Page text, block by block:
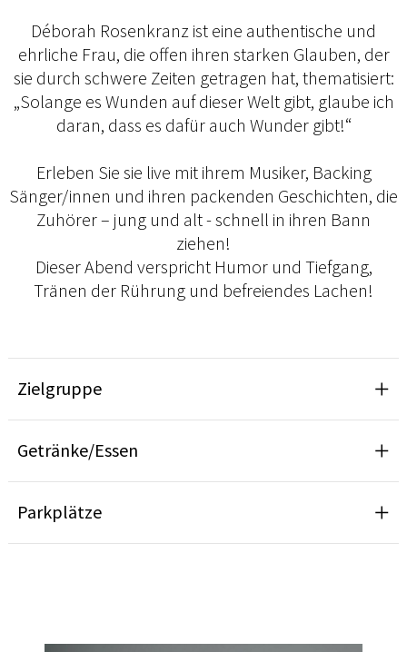
Déborah Rosenkranz ist eine authentische und
ehrliche Frau, die offen ihren starken Glauben, der
sie durch schwere Zeiten getragen hat, thematisiert:
„Solange es Wunden auf dieser Welt gibt, glaube ich
daran, dass es dafür auch Wunder gibt!“
Erleben Sie sie live mit ihrem Musiker, Backing
Sänger/innen und ihren packenden Geschichten, die
Zuhörer – jung und alt - schnell in ihren Bann
ziehen!
Dieser Abend verspricht Humor und Tiefgang,
Tränen der Rührung und befreiendes Lachen!
Zielgruppe
Getränke/Essen
Parkplätze